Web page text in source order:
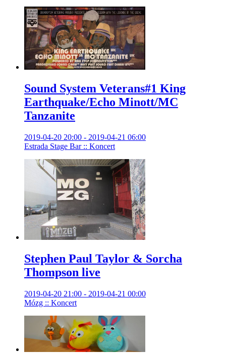
Sound System Veterans#1 King
Earthquake/Echo Minott/MC
Tanzanite
2019-04-20 20:00 - 2019-04-21 06:00
Estrada Stage Bar :: Koncert
Stephen Paul Taylor & Sorcha
Thompson live
2019-04-20 21:00 - 2019-04-21 00:00
Mózg :: Koncert